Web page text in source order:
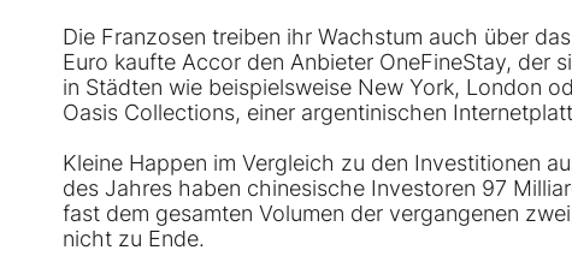
Die Franzosen treiben ihr Wachstum auch über
Euro kaufte Accor den Anbieter OneFineStay, der
in Städten wie beispielsweise New York, London
Oasis Collections, einer argentinischen
Kleine Happen im Vergleich zu den Investitionen
des Jahres haben chinesische Investoren 97
fast dem gesamten Volumen der vergangenen
nicht zu Ende.